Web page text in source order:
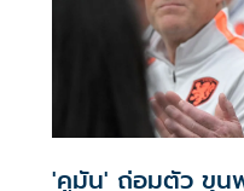
'คูมัน' ถ่อมตัว ขุน